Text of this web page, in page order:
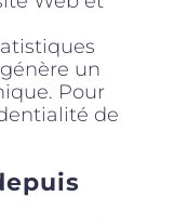
un
Pour
de